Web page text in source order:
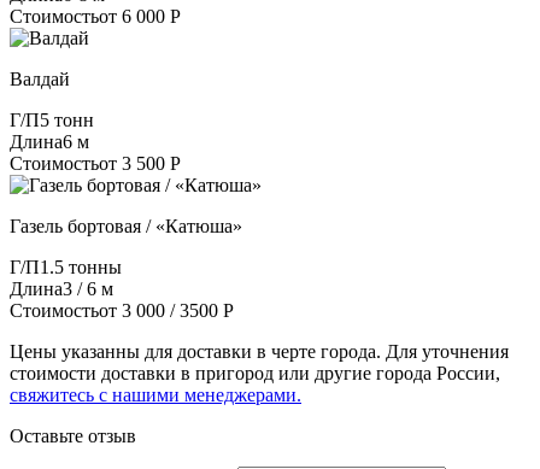
Стоимостьот 6 000 Р
Валдай
Г/П5 тонн
Длина6 м
Стоимостьот 3 500 Р
Газель бортовая / «Катюша»
Г/П1.5 тонны
Длина3 / 6 м
Стоимостьот 3 000 / 3500 Р
Цены указанны для доставки в черте города. Для уточнения
стоимости доставки в пригород или другие города России,
свяжитесь с нашими менеджерами.
Оставьте отзыв